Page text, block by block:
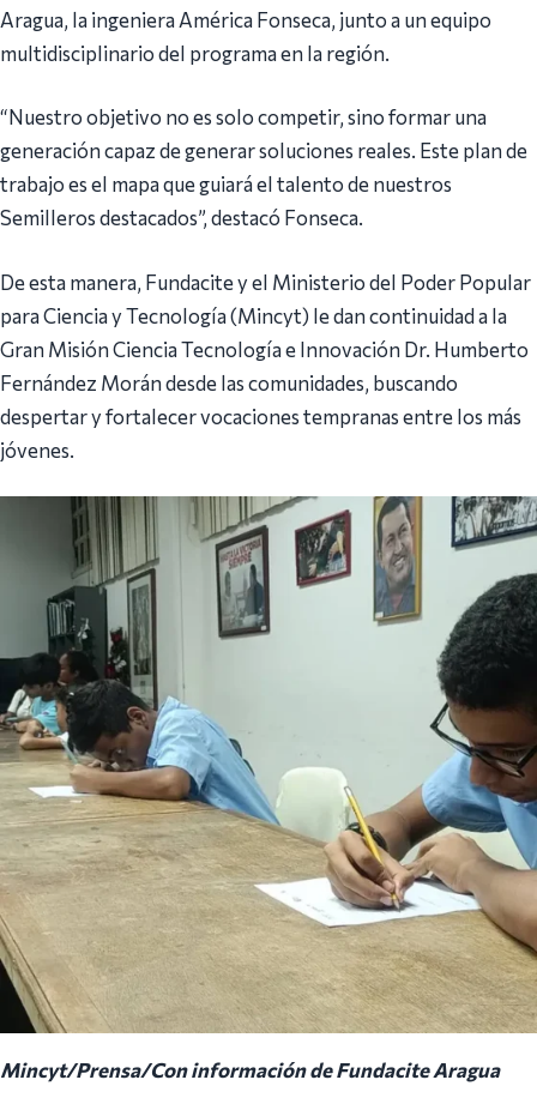
Aragua, la ingeniera América Fonseca, junto a un equipo
multidisciplinario del programa en la región.
“Nuestro objetivo no es solo competir, sino formar una
generación capaz de generar soluciones reales. Este plan de
trabajo es el mapa que guiará el talento de nuestros
Semilleros destacados”, destacó Fonseca.
De esta manera, Fundacite y el Ministerio del Poder Popular
para Ciencia y Tecnología (Mincyt) le dan continuidad a la
Gran Misión Ciencia Tecnología e Innovación Dr. Humberto
Fernández Morán desde las comunidades, buscando
despertar y fortalecer vocaciones tempranas entre los más
jóvenes.
Mincyt/Prensa/Con información de Fundacite Aragua